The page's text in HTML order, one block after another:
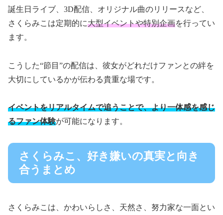
誕生日ライブ、3D配信、オリジナル曲のリリースなど、
さくらみこは定期的に大型イベントや特別企画を行ってい
ます。
こうした“節目”の配信は、彼女がどれだけファンとの絆を
大切にしているかが伝わる貴重な場です。
イベントをリアルタイムで追うことで、より一体感を感じ
るファン体験が可能になります。
さくらみこ、好き嫌いの真実と向き
合うまとめ
さくらみこは、かわいらしさ、天然さ、努力家な一面とい